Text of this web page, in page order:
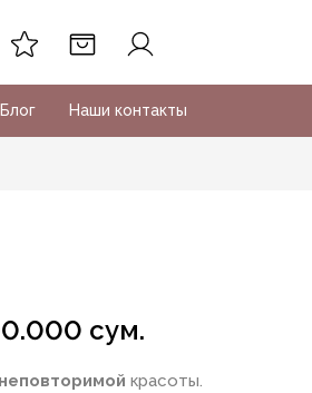
Блог Наши контакты
сум.
неповторимой красоты.